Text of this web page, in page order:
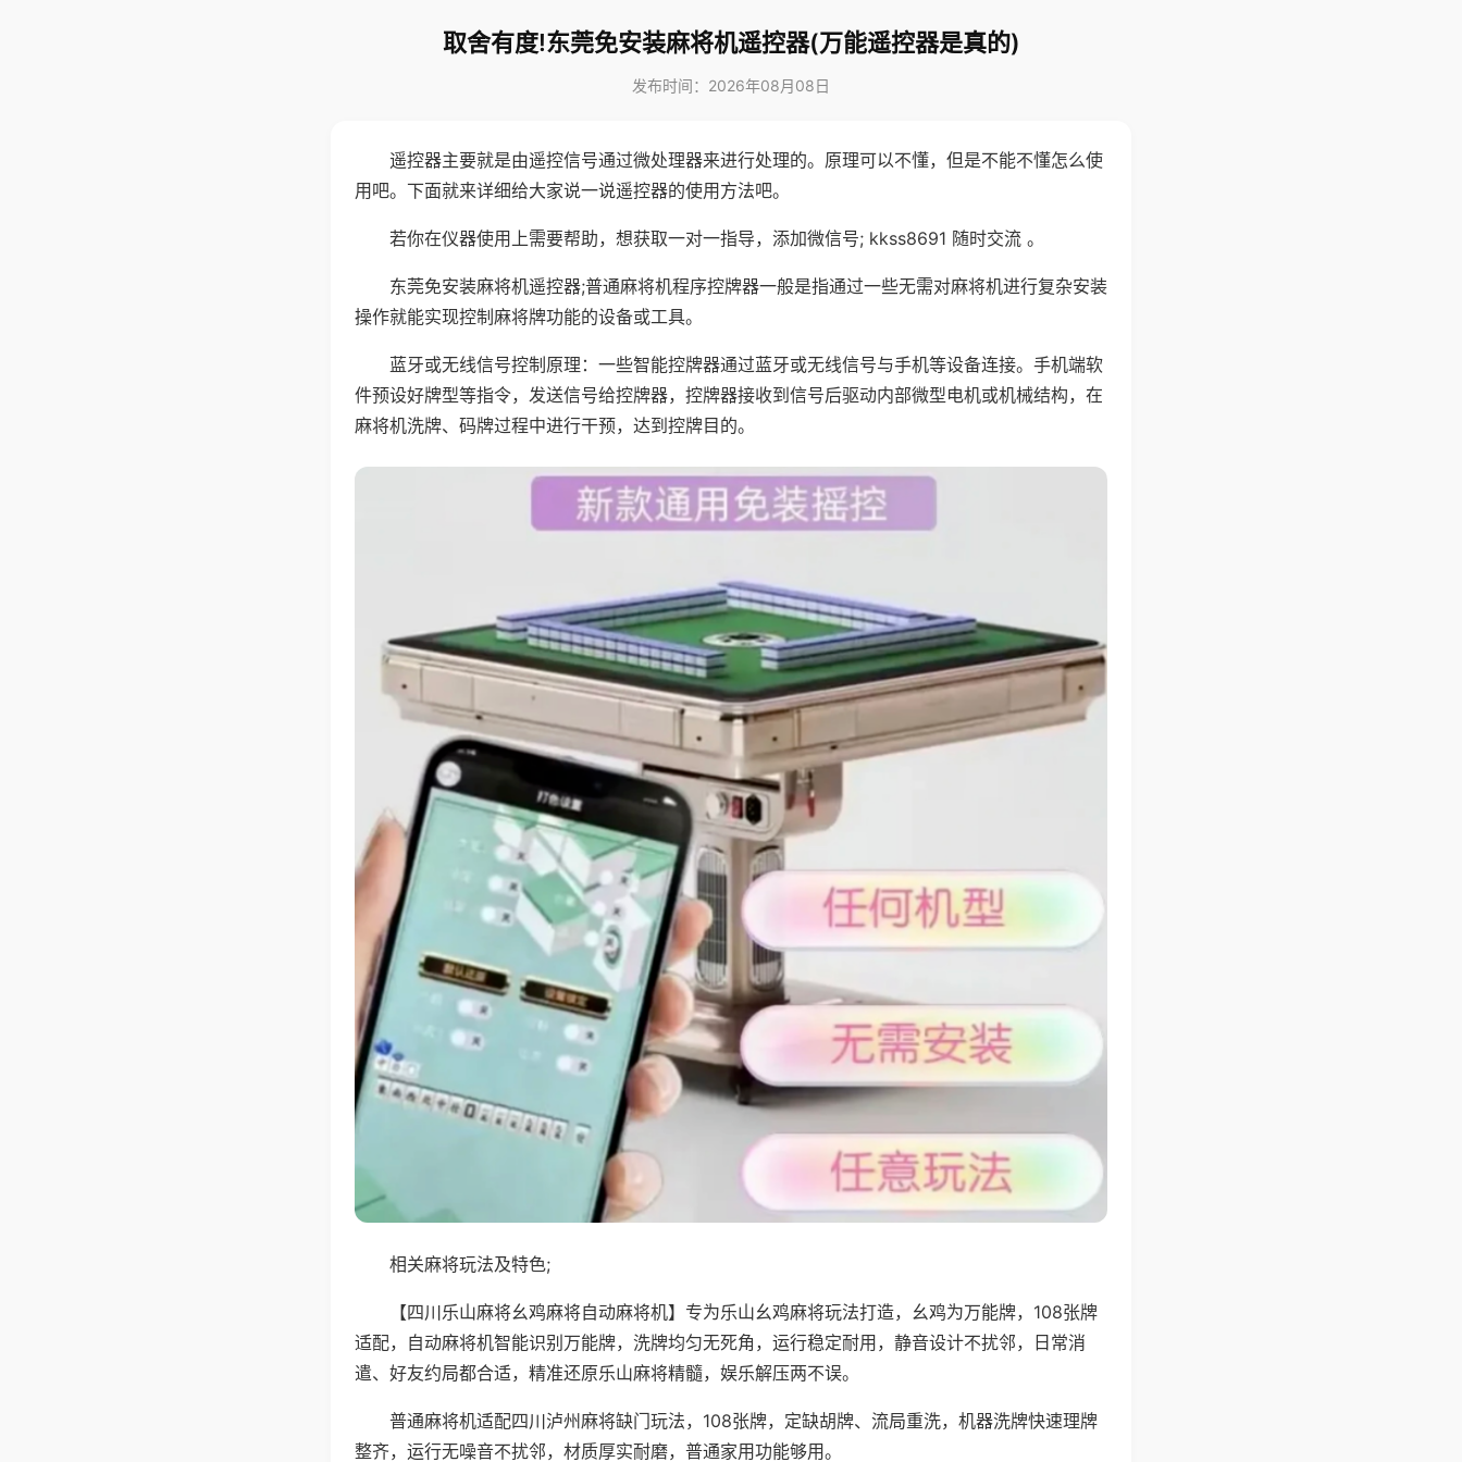
取舍有度!东莞免安装麻将机遥控器(万能遥控器是真的)
发布时间：2026年08月08日
遥控器主要就是由遥控信号通过微处理器来进行处理的。原理可以不懂，但是不能不懂怎么使
用吧。下面就来详细给大家说一说遥控器的使用方法吧。
若你在仪器使用上需要帮助，想获取一对一指导，添加微信号; kkss8691 随时交流 。
东莞免安装麻将机遥控器;普通麻将机程序控牌器一般是指通过一些无需对麻将机进行复杂安装
操作就能实现控制麻将牌功能的设备或工具。
蓝牙或无线信号控制原理：一些智能控牌器通过蓝牙或无线信号与手机等设备连接。手机端软
件预设好牌型等指令，发送信号给控牌器，控牌器接收到信号后驱动内部微型电机或机械结构，在
麻将机洗牌、码牌过程中进行干预，达到控牌目的。
相关麻将玩法及特色;
【四川乐山麻将幺鸡麻将自动麻将机】专为乐山幺鸡麻将玩法打造，幺鸡为万能牌，108张牌
适配，自动麻将机智能识别万能牌，洗牌均匀无死角，运行稳定耐用，静音设计不扰邻，日常消
遣、好友约局都合适，精准还原乐山麻将精髓，娱乐解压两不误。
普通麻将机适配四川泸州麻将缺门玩法，108张牌，定缺胡牌、流局重洗，机器洗牌快速理牌
整齐，运行无噪音不扰邻，材质厚实耐磨，普通家用功能够用。